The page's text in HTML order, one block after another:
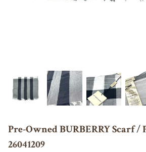
Pre-Owned BURBERRY Scarf /
26041209